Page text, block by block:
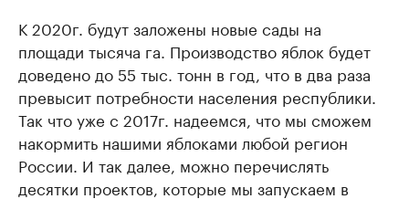
К 2020г. будут заложены новые сады на
площади тысяча га. Производство яблок будет
доведено до 55 тыс. тонн в год, что в два раза
превысит потребности населения республики.
Так что уже с 2017г. надеемся, что мы сможем
накормить нашими яблоками любой регион
России. И так далее, можно перечислять
десятки проектов, которые мы запускаем в